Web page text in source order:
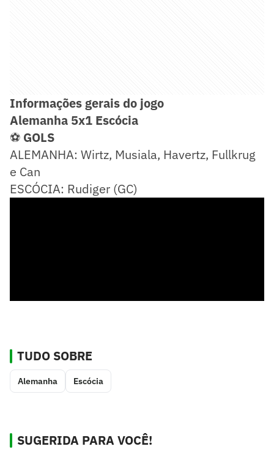
Informações gerais do jogo
Alemanha 5x1 Escócia
⚽ GOLS
ALEMANHA: Wirtz, Musiala, Havertz, Fullkrug
e Can
ESCÓCIA: Rudiger (GC)
TUDO SOBRE
Alemanha Escócia
SUGERIDA PARA VOCÊ!